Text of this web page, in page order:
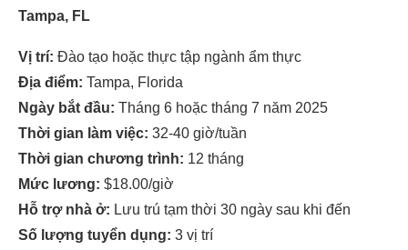
Tampa, FL
Vị trí: Đào tạo hoặc thực tập ngành ẩm thực
Địa điểm: Tampa, Florida
Ngày bắt đầu: Tháng 6 hoặc tháng 7 năm 2025
Thời gian làm việc: 32-40 giờ/tuần
Thời gian chương trình: 12 tháng
Mức lương: $18.00/giờ
Hỗ trợ nhà ở: Lưu trú tạm thời 30 ngày sau khi đến
Số lượng tuyển dụng: 3 vị trí